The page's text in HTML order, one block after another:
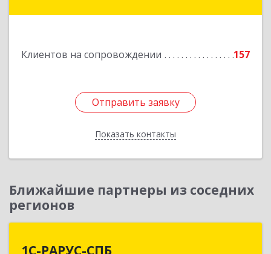
Клиентов на сопровождении 157
Отправить заявку
Показать контакты
Подробнее
Отправить заявку
Назад
Ближайшие партнеры из соседних
регионов
1С-РАРУС-СПБ